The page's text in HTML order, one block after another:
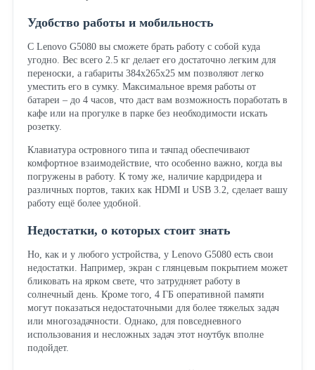
Удобство работы и мобильность
С Lenovo G5080 вы сможете брать работу с собой куда
угодно. Вес всего 2.5 кг делает его достаточно легким для
переноски, а габариты 384x265x25 мм позволяют легко
уместить его в сумку. Максимальное время работы от
батареи – до 4 часов, что даст вам возможность поработать в
кафе или на прогулке в парке без необходимости искать
розетку.
Клавиатура островного типа и тачпад обеспечивают
комфортное взаимодействие, что особенно важно, когда вы
погружены в работу. К тому же, наличие кардридера и
различных портов, таких как HDMI и USB 3.2, сделает вашу
работу ещё более удобной.
Недостатки, о которых стоит знать
Но, как и у любого устройства, у Lenovo G5080 есть свои
недостатки. Например, экран с глянцевым покрытием может
бликовать на ярком свете, что затрудняет работу в
солнечный день. Кроме того, 4 ГБ оперативной памяти
могут показаться недостаточными для более тяжелых задач
или многозадачности. Однако, для повседневного
использования и несложных задач этот ноутбук вполне
подойдет.